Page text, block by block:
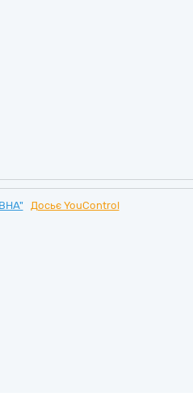
Досьє YouControl